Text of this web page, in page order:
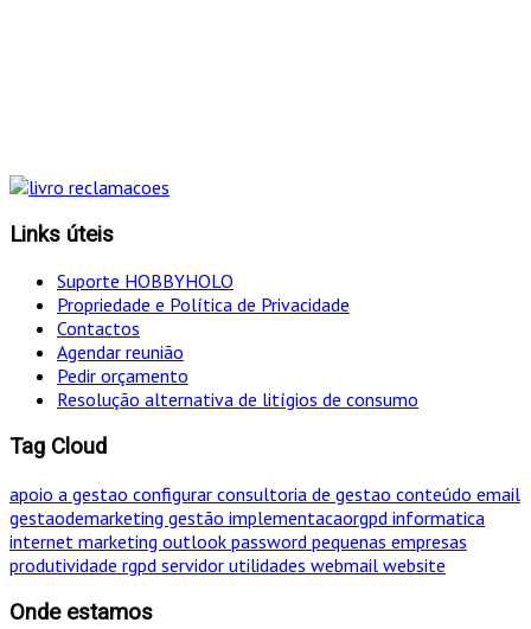
Links úteis
Suporte HOBBYHOLO
Propriedade e Política de Privacidade
Contactos
Agendar reunião
Pedir orçamento
Resolução alternativa de litígios de consumo
Tag Cloud
apoio a gestao configurar consultoria de gestao conteúdo email
gestaodemarketing gestão implementacaorgpd informatica
internet marketing outlook password pequenas empresas
produtividade rgpd servidor utilidades webmail website
Onde estamos